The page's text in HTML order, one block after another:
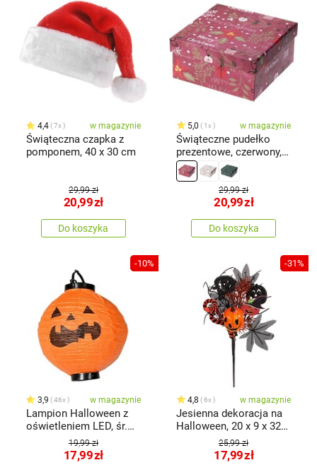
4,4 7x w magazynie
Świąteczna czapka z
pomponem, 40 x 30 cm
29,99 zł
20,99zł
Do koszyka
5,0 1x w magazynie
Świąteczne pudełko
prezentowe, czerwony,
14,5 x 7 x 14,5 cm
29,99 zł
20,99zł
Do koszyka
-10%
3,9 46x w magazynie
Lampion Halloween z
oświetleniem LED, śr.
19,99 zł
17,99zł
-31%
4,8 6x w magazynie
Jesienna dekoracja na
Halloween, 20 x 9 x 32
25,99 zł
17,99zł